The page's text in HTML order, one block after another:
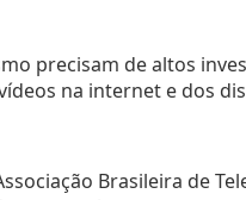
precisam de altos
na internet e dos
Brasileira de